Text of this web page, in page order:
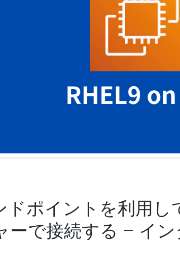
ドポイントを利用し
ーで接続する – イ